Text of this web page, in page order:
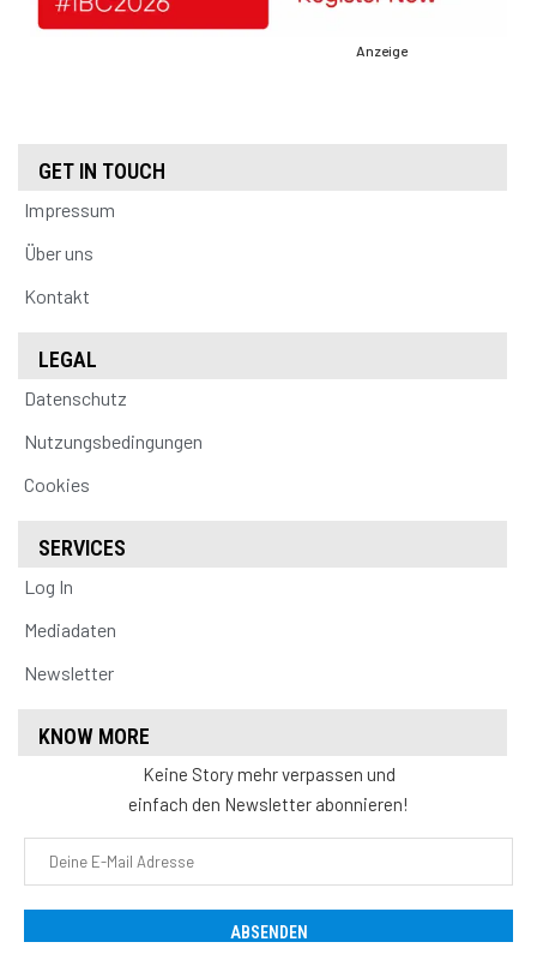
Anzeige
GET IN TOUCH
Impressum
Über uns
Kontakt
LEGAL
Datenschutz
Nutzungsbedingungen
Cookies
SERVICES
Log In
Mediadaten
Newsletter
KNOW MORE
Keine Story mehr verpassen und
einfach den Newsletter abonnieren!